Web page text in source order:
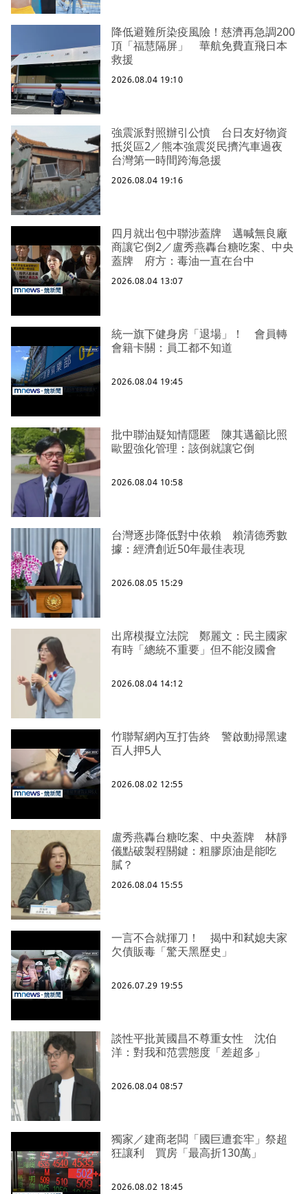
降低避難所染疫風險！慈濟再急調200
頂「福慧隔屏」 華航免費直飛日本
救援
2026.08.04 19:10
強震派對照辦引公憤 台日友好物資
抵災區2／熊本強震災民擠汽車過夜
台灣第一時間跨海急援
2026.08.04 19:16
四月就出包中聯涉蓋牌 邁喊無良廠
商讓它倒2／盧秀燕轟台糖吃案、中央
蓋牌 府方：毒油一直在台中
2026.08.04 13:07
統一旗下健身房「退場」！ 會員轉
會籍卡關：員工都不知道
2026.08.04 19:45
批中聯油疑知情隱匿 陳其邁籲比照
歐盟強化管理：該倒就讓它倒
2026.08.04 10:58
台灣逐步降低對中依賴 賴清德秀數
據：經濟創近50年最佳表現
2026.08.05 15:29
出席模擬立法院 鄭麗文：民主國家
有時「總統不重要」但不能沒國會
2026.08.04 14:12
竹聯幫網內互打告終 警啟動掃黑逮
百人押5人
2026.08.02 12:55
盧秀燕轟台糖吃案、中央蓋牌 林靜
儀點破製程關鍵：粗膠原油是能吃
膩？
2026.08.04 15:55
一言不合就揮刀！ 揭中和弒媳夫家
欠債販毒「驚天黑歷史」
2026.07.29 19:55
談性平批黃國昌不尊重女性 沈伯
洋：對我和范雲態度「差超多」
2026.08.04 08:57
獨家／建商老闆「國巨遭套牢」祭超
狂讓利 買房「最高折130萬」
2026.08.02 18:45